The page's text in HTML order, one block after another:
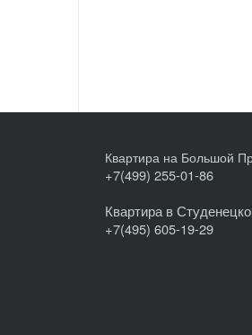
Квартира на Большой
+7(499) 255-01-86
Квартира в
+7(495) 605-19-29